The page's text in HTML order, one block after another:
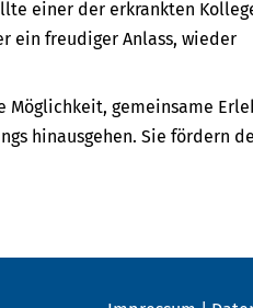
einer der erkrankten
ein freudiger Anlass, wieder
gemeinsame
hinausgehen. Sie fördern